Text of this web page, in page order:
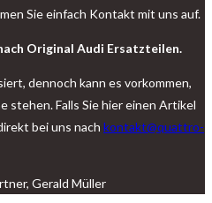
Sie einfach Kontakt mit uns auf.
Original Audi Ersatzteilen.
dennoch kann es vorkommen,
stehen. Falls Sie hier einen Artikel
bei uns nach kontakt@quattro-